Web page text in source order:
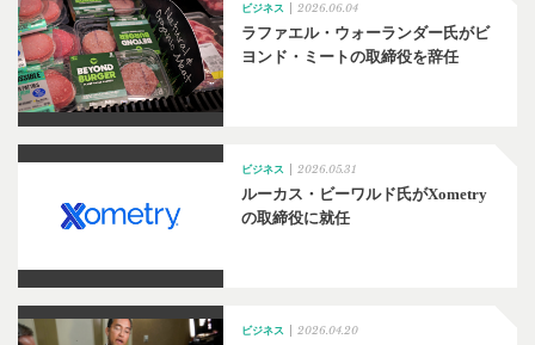
ビジネス 2026.06.04
ラファエル・ウォーランダー氏がビ
ヨンド・ミートの取締役を辞任
ビジネス 2026.05.31
ルーカス・ビーワルド氏がXometry
の取締役に就任
ビジネス 2026.04.20